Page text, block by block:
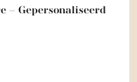
– Gepersonaliseerd